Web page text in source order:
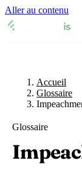
Aller au contenu
🇫🇷 France
🇬🇧
🇧🇪
Fiches TVA
🇫🇷 France
🇬🇧
🇨🇭 Suisse
Expert-
Expert-
Expert-
Ressources &
Blog
Accueil
Glossaire
Glossaire